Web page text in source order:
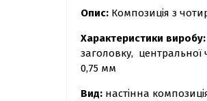
Опис: Композиція з
Характеристики виробу:
заголовку,
0,75 мм
Вид: настінна